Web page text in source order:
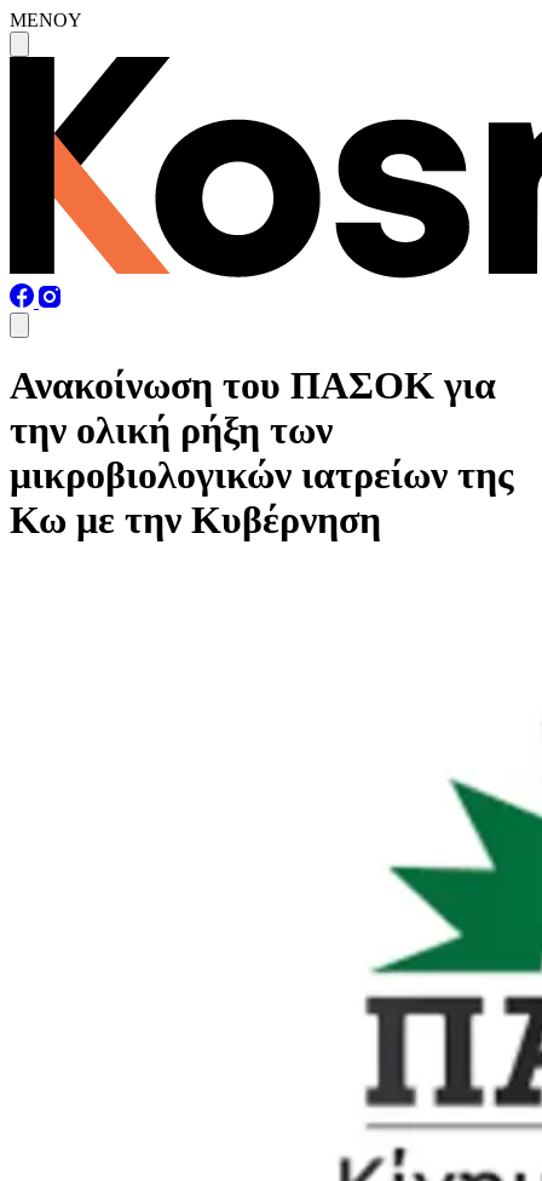
MENOY
Ανακοίνωση του ΠΑΣΟΚ για
την ολική ρήξη των
μικροβιολογικών ιατρείων της
Κω με την Κυβέρνηση